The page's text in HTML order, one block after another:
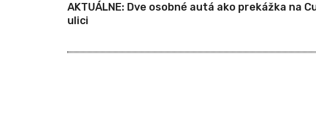
AKTUÁLNE: Dve osobné autá ako prekážka na
ulici